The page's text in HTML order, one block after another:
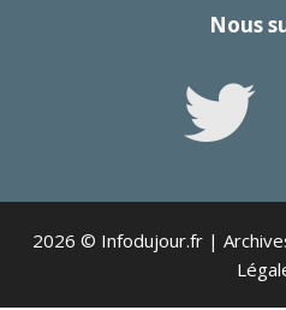
Nous
2026 © Infodujour.fr |